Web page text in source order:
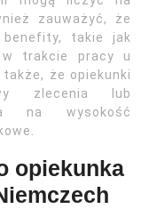
zauważyć, że
takie jak
w trakcie pracy u
że opiekunki
zlecenia lub
na wysokość
opiekunka